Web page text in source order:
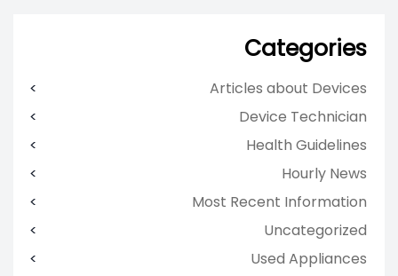
Categories
Articles about Devices
Device Technician
Health Guidelines
Hourly News
Most Recent Information
Uncategorized
Used Appliances